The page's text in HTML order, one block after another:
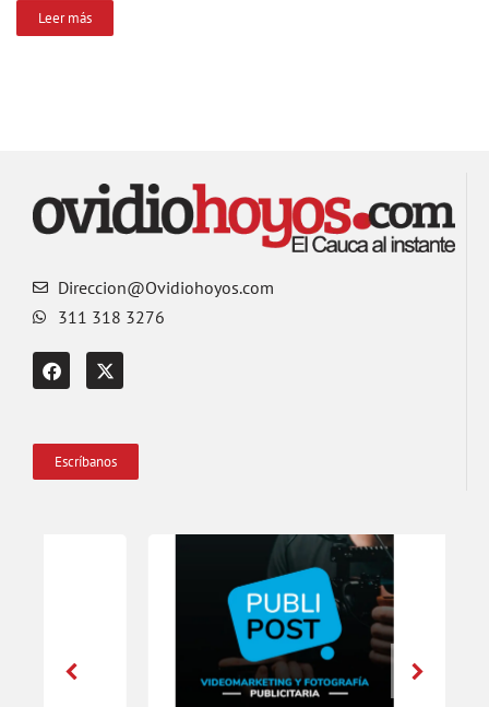
Leer más
Direccion@Ovidiohoyos.com
311 318 3276
Escríbanos